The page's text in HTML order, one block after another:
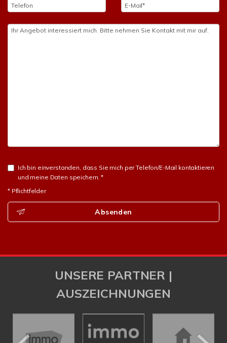
Ich bin einverstanden, dass Sie mich per Telefon/E-Mail kontaktieren
und meine Daten speichern. *
* Pflichtfelder
Absenden
UNSERE PARTNER |
AUSZEICHNUNGEN